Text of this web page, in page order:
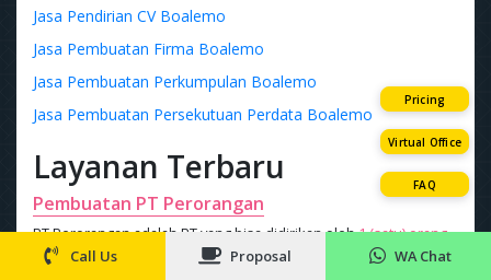
Jasa Pendirian CV Boalemo
Jasa Pembuatan Firma Boalemo
Jasa Pembuatan Perkumpulan Boalemo
Jasa Pembuatan Persekutuan Perdata Boalemo
Layanan Terbaru
Pembuatan PT Perorangan
PT Perorangan adalah PT yang bisa didirikan oleh1 (satu) orang,
lebih murahRp 1 juta
Pricing
Virtual Office
FAQ
Call Us Proposal WA Chat